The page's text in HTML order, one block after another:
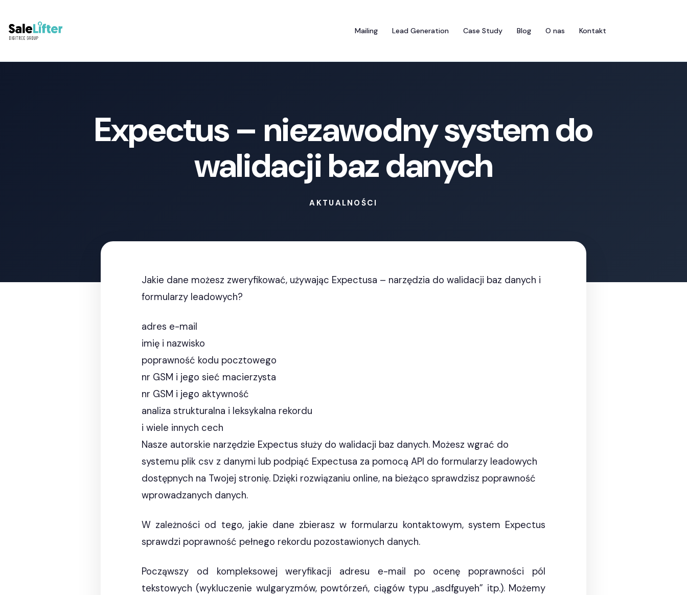
Mailing Lead Generation Case Study Blog O nas Kontakt
Expectus – niezawodny system do
walidacji baz danych
AKTUALNOŚCI
Jakie dane możesz zweryfikować, używając Expectusa – narzędzia do walidacji baz danych i
formularzy leadowych?
adres e-mail
imię i nazwisko
poprawność kodu pocztowego
nr GSM i jego sieć macierzysta
nr GSM i jego aktywność
analiza strukturalna i leksykalna rekordu
i wiele innych cech
Nasze autorskie narzędzie Expectus służy do walidacji baz danych. Możesz wgrać do
systemu plik csv z danymi lub podpiąć Expectusa za pomocą API do formularzy leadowych
dostępnych na Twojej stronię. Dzięki rozwiązaniu online, na bieżąco sprawdzisz poprawność
wprowadzanych danych.
W zależności od tego, jakie dane zbierasz w formularzu kontaktowym, system Expectus
sprawdzi poprawność pełnego rekordu pozostawionych danych.
Począwszy od kompleksowej weryfikacji adresu e-mail po ocenę poprawności pól
tekstowych (wykluczenie wulgaryzmów, powtórzeń, ciągów typu „asdfguyeh” itp.). Możemy